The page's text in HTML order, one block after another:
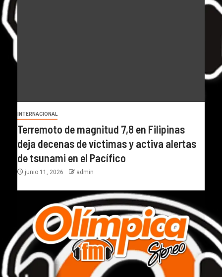
INTERNACIONAL
Terremoto de magnitud 7,8 en Filipinas
deja decenas de víctimas y activa alertas
de tsunami en el Pacífico
junio 11, 2026 admin